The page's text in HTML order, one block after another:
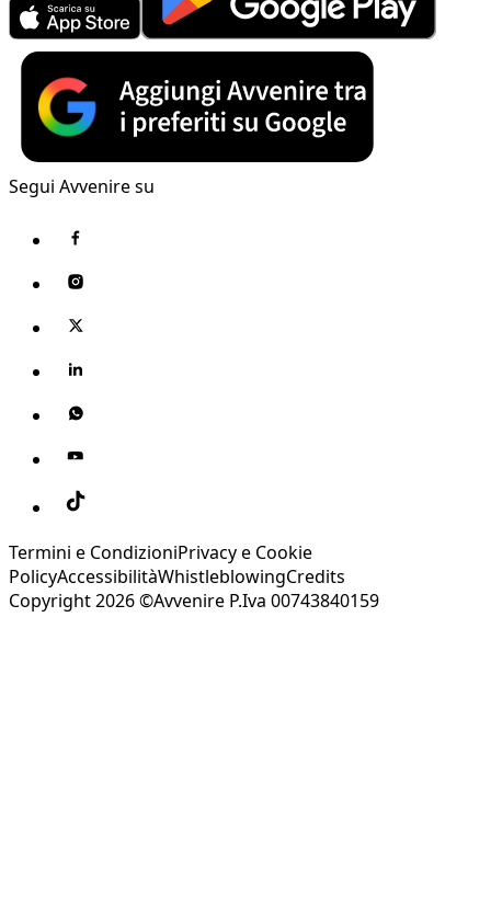
Segui Avvenire su
Termini e CondizioniPrivacy e Cookie
PolicyAccessibilitàWhistleblowingCredits
Copyright 2026 ©Avvenire P.Iva 00743840159